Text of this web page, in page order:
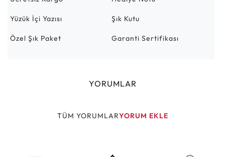
Yüzük İçi Yazısı Şık Kutu
Özel Şık Paket Garanti Sertifikası
YORUMLAR
TÜM YORUMLARYORUM EKLE